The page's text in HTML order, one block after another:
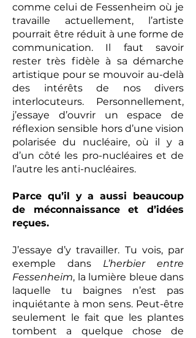
comme celui de Fessenheim où je
travaille actuellement, l’artiste
pourrait être réduit à une forme de
communication. Il faut savoir
rester très fidèle à sa démarche
artistique pour se mouvoir au-delà
des intérêts de nos divers
interlocuteurs. Personnellement,
j’essaye d’ouvrir un espace de
réflexion sensible hors d’une vision
polarisée du nucléaire, où il y a
d’un côté les pro-nucléaires et de
l’autre les anti-nucléaires.
Parce qu’il y a aussi beaucoup
de méconnaissance et d’idées
reçues.
J’essaye d’y travailler. Tu vois, par
exemple dans L’herbier entre
Fessenheim, la lumière bleue dans
laquelle tu baignes n’est pas
inquiétante à mon sens. Peut-être
seulement le fait que les plantes
tombent a quelque chose de